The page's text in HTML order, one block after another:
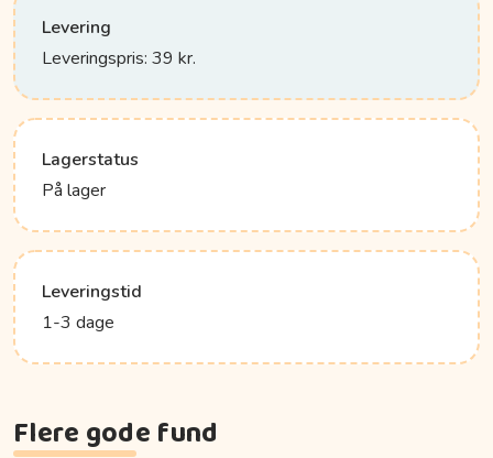
Levering
Leveringspris: 39 kr.
Lagerstatus
På lager
Leveringstid
1-3 dage
Flere gode fund